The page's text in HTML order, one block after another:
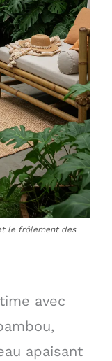
le frôlement des
avec
apaisant